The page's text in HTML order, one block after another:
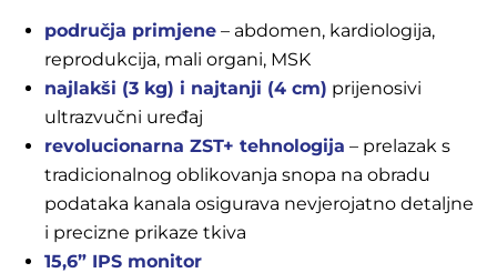
područja primjene – abdomen, kardiologija,
reprodukcija, mali organi, MSK
najlakši (3 kg) i najtanji (4 cm) prijenosivi
ultrazvučni uređaj
revolucionarna ZST+ tehnologija – prelazak s
tradicionalnog oblikovanja snopa na obradu
podataka kanala osigurava nevjerojatno detaljne
i precizne prikaze tkiva
15,6” IPS monitor
info(at)medexpert.hr